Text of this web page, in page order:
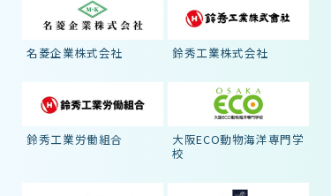
名菱企業株式会社 鈴秀工業株式会社
鈴秀工業労働組合
大阪ECO動物海洋専門学
校